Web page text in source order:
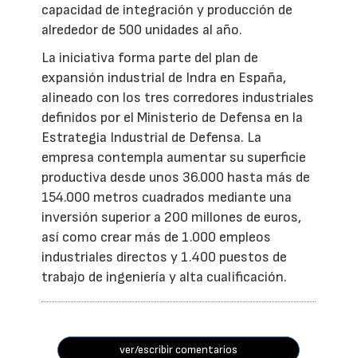
capacidad de integración y producción de
alrededor de 500 unidades al año.
La iniciativa forma parte del plan de
expansión industrial de Indra en España,
alineado con los tres corredores industriales
definidos por el Ministerio de Defensa en la
Estrategia Industrial de Defensa. La
empresa contempla aumentar su superficie
productiva desde unos 36.000 hasta más de
154.000 metros cuadrados mediante una
inversión superior a 200 millones de euros,
así como crear más de 1.000 empleos
industriales directos y 1.400 puestos de
trabajo de ingeniería y alta cualificación.
ver/escribir comentarios